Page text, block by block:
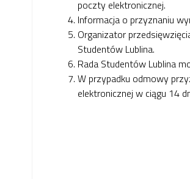
poczty elektronicznej.
Informacja o przyznaniu
Organizator
Studentów Lublina.
Rada Studentów Lublina
W przypadku odmowy
elektronicznej w ciągu 14